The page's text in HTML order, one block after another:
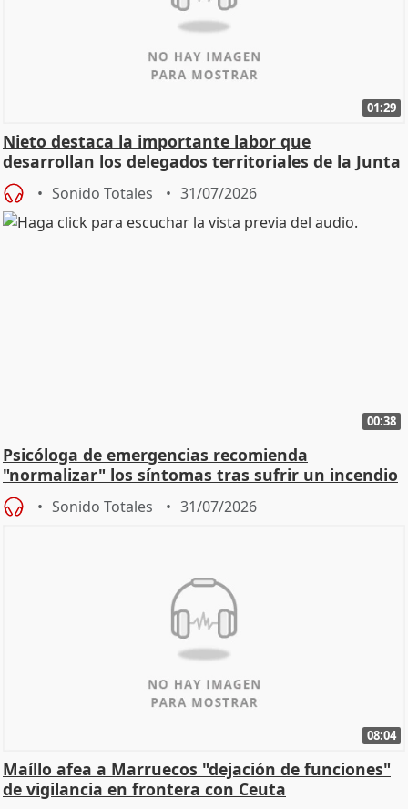
01:29
Nieto destaca la importante labor que
desarrollan los delegados territoriales de la Junta
Sonido Totales 31/07/2026
00:38
Psicóloga de emergencias recomienda
"normalizar" los síntomas tras sufrir un incendio
Sonido Totales 31/07/2026
08:04
Maíllo afea a Marruecos "dejación de funciones"
de vigilancia en frontera con Ceuta